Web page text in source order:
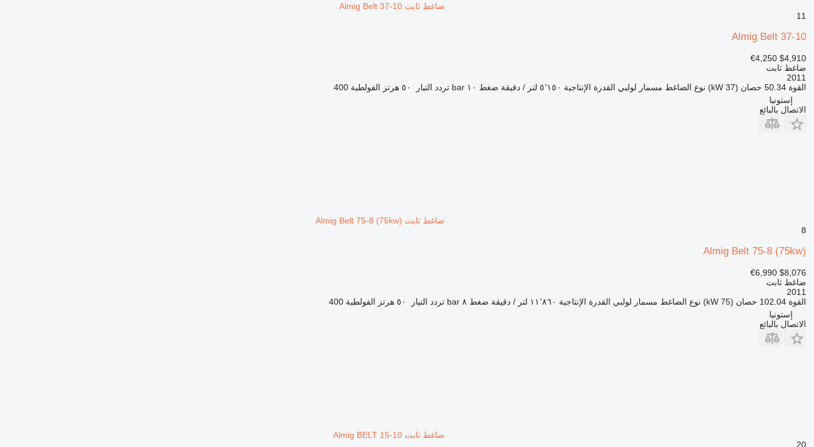
ضاغط ثابت Almig Belt 37-10
11
Almig Belt 37-10
$4,910
€4,250
ضاغط ثابت
2011
القوة 50.34 حصان (37 kW) نوع الضاغط مسمار لولبي القدرة الإنتاجية ٥٬١٥٠ لتر / دقيقة ضغط ١٠ bar تردد التيار ٥٠ هرتز الفولطية 400
إستونيا
الاتصال بالبائع
ضاغط ثابت Almig Belt 75-8 (75kw)
8
Almig Belt 75-8 (75kw)
$8,076
€6,990
ضاغط ثابت
2011
القوة 102.04 حصان (75 kW) نوع الضاغط مسمار لولبي القدرة الإنتاجية ١١٬٨٦٠ لتر / دقيقة ضغط ٨ bar تردد التيار ٥٠ هرتز الفولطية 400
إستونيا
الاتصال بالبائع
ضاغط ثابت Almig BELT 15-10
20